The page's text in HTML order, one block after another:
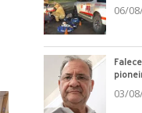
06/
03/